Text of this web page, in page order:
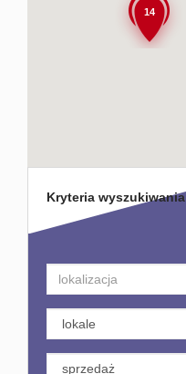
14
Kryteria wyszukiwania